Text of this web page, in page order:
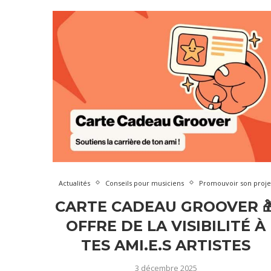
Actualités Conseils pour musiciens Promouvoir son
CARTE CADEAU GROOVER
OFFRE DE LA VISIBILITÉ À
TES AMI.E.S ARTISTES
3 décembre 2025